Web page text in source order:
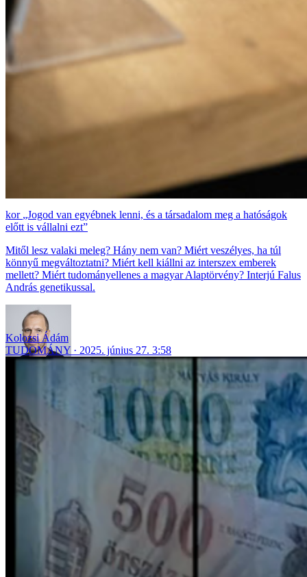
„Jogod van egyébnek lenni, és a társadalom meg a hatóságok
előtt is vállalni ezt”
Mitől lesz valaki meleg? Hány nem van? Miért veszélyes, ha túl
könnyű megváltoztatni? Miért kell kiállni az interszex emberek
mellett? Miért tudományellenes a magyar Alaptörvény? Interjú Falus
András genetikussal.
Kolozsi Ádám
TUDOMÁNY
2025. június 27. 3:58